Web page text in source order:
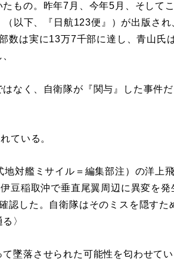
もの。昨年7月、今年5月、そして
以下、『日航123便』）が出版され
数は実に13万7千部に達し、青山氏
なく、自衛隊が『関与』した事件
ている。
地対艦ミサイル＝編集部注）の洋上
豆稲取沖で垂直尾翼周辺に異変を発
認した。自衛隊はそのミスを隠すた
〉
墜落させられた可能性を匂わせて